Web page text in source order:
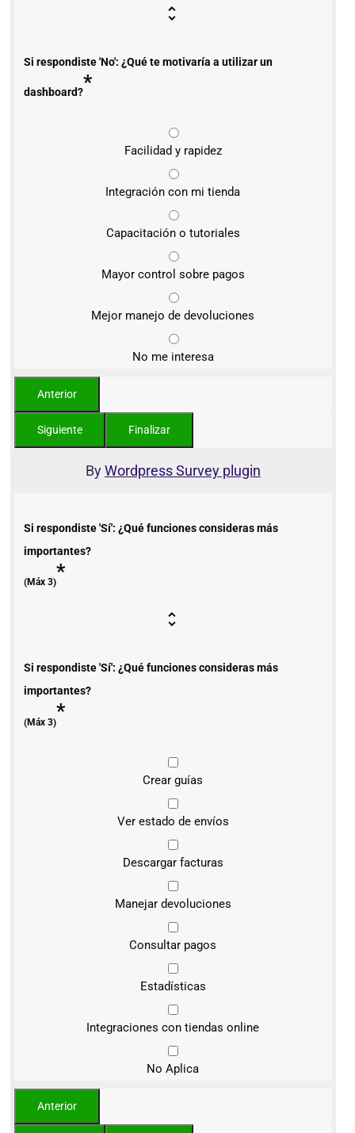
Si respondiste 'No': ¿Qué te motivaría a utilizar un
dashboard?*
Facilidad y rapidez
Integración con mi tienda
Capacitación o tutoriales
Mayor control sobre pagos
Mejor manejo de devoluciones
No me interesa
ByWordpress Survey plugin
Si respondiste 'Sí': ¿Qué funciones consideras más
importantes?
(Máx 3)*
Si respondiste 'Sí': ¿Qué funciones consideras más
importantes?
(Máx 3)*
Crear guías
Ver estado de envíos
Descargar facturas
Manejar devoluciones
Consultar pagos
Estadísticas
Integraciones con tiendas online
No Aplica